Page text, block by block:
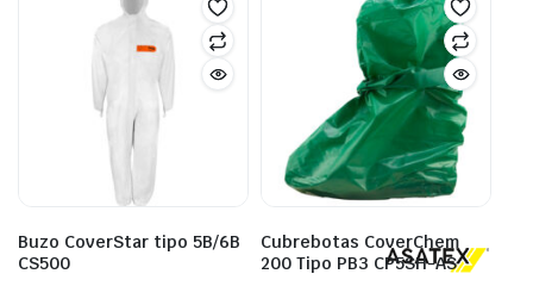
Buzo CoverStar tipo 5B/6B
CS500
Cubrebotas CoverChem
200 Tipo PB3 CP5SH-AS